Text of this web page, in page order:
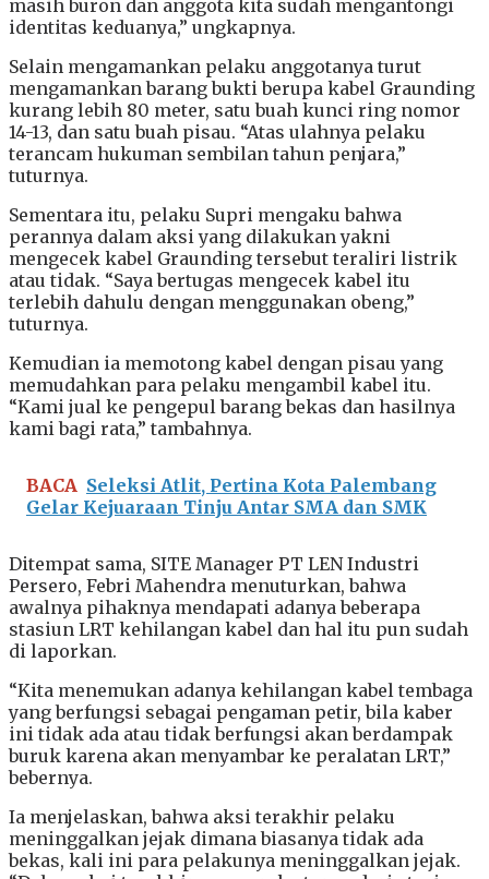
masih buron dan anggota kita sudah mengantongi
identitas keduanya,” ungkapnya.
Selain mengamankan pelaku anggotanya turut
mengamankan barang bukti berupa kabel Graunding
kurang lebih 80 meter, satu buah kunci ring nomor
14-13, dan satu buah pisau. “Atas ulahnya pelaku
terancam hukuman sembilan tahun penjara,”
tuturnya.
Sementara itu, pelaku Supri mengaku bahwa
perannya dalam aksi yang dilakukan yakni
mengecek kabel Graunding tersebut teraliri listrik
atau tidak. “Saya bertugas mengecek kabel itu
terlebih dahulu dengan menggunakan obeng,”
tuturnya.
Kemudian ia memotong kabel dengan pisau yang
memudahkan para pelaku mengambil kabel itu.
“Kami jual ke pengepul barang bekas dan hasilnya
kami bagi rata,” tambahnya.
BACA Seleksi Atlit, Pertina Kota Palembang
Gelar Kejuaraan Tinju Antar SMA dan SMK
Ditempat sama, SITE Manager PT LEN Industri
Persero, Febri Mahendra menuturkan, bahwa
awalnya pihaknya mendapati adanya beberapa
stasiun LRT kehilangan kabel dan hal itu pun sudah
di laporkan.
“Kita menemukan adanya kehilangan kabel tembaga
yang berfungsi sebagai pengaman petir, bila kaber
ini tidak ada atau tidak berfungsi akan berdampak
buruk karena akan menyambar ke peralatan LRT,”
bebernya.
Ia menjelaskan, bahwa aksi terakhir pelaku
meninggalkan jejak dimana biasanya tidak ada
bekas, kali ini para pelakunya meninggalkan jejak.